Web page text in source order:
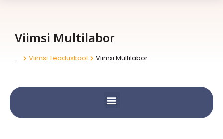
Viimsi Multilabor
You are here:
Viimsi Teaduskool Viimsi Multilabor